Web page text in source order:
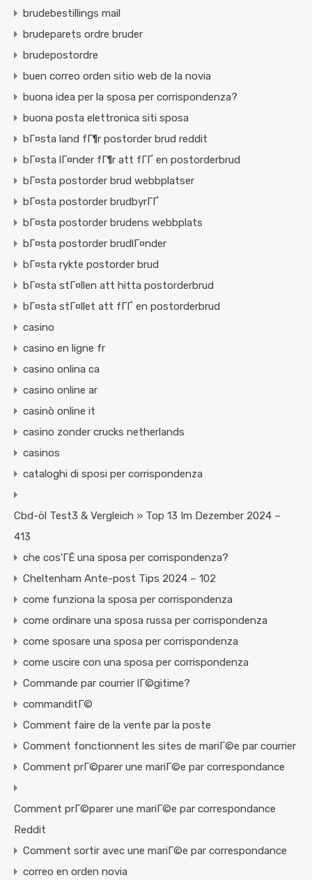
brudebestillings mail
brudeparets ordre bruder
brudepostordre
buen correo orden sitio web de la novia
buona idea per la sposa per corrispondenza?
buona posta elettronica siti sposa
bГ¤sta land fГ¶r postorder brud reddit
bГ¤sta lГ¤nder fГ¶r att fГҐ en postorderbrud
bГ¤sta postorder brud webbplatser
bГ¤sta postorder brudbyrГҐ
bГ¤sta postorder brudens webbplats
bГ¤sta postorder brudlГ¤nder
bГ¤sta rykte postorder brud
bГ¤sta stГ¤llen att hitta postorderbrud
bГ¤sta stГ¤llet att fГҐ en postorderbrud
casino
casino en ligne fr
casino onlina ca
casino online ar
casinò online it
casino zonder crucks netherlands
casinos
cataloghi di sposi per corrispondenza
Cbd-öl Test3 & Vergleich » Top 13 Im Dezember 2024 –
413
che cos'ГЁ una sposa per corrispondenza?
Cheltenham Ante-post Tips 2024 – 102
come funziona la sposa per corrispondenza
come ordinare una sposa russa per corrispondenza
come sposare una sposa per corrispondenza
come uscire con una sposa per corrispondenza
Commande par courrier lГ©gitime?
commanditГ©
Comment faire de la vente par la poste
Comment fonctionnent les sites de mariГ©e par courrier
Comment prГ©parer une mariГ©e par correspondance
Comment prГ©parer une mariГ©e par correspondance
Reddit
Comment sortir avec une mariГ©e par correspondance
correo en orden novia